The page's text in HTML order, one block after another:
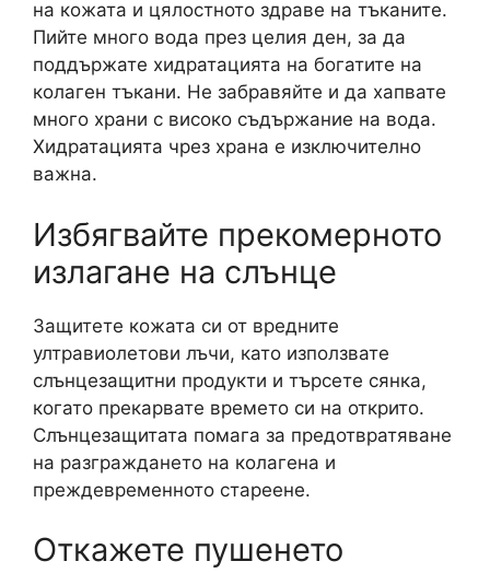
на кожата и цялостното здраве на тъканите.
Пийте много вода през целия ден, за да
поддържате хидратацията на богатите на
колаген тъкани. Не забравяйте и да хапвате
много храни с високо съдържание на вода.
Хидратацията чрез храна е изключително
важна.
Избягвайте прекомерното
излагане на слънце
Защитете кожата си от вредните
ултравиолетови лъчи, като използвате
слънцезащитни продукти и търсете сянка,
когато прекарвате времето си на открито.
Слънцезащитата помага за предотвратяване
на разграждането на колагена и
преждевременното стареене.
Откажете пушенето